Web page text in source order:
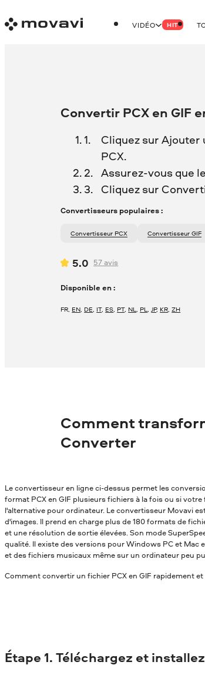
VIDÉO HIT
Convertir PCX en GIF
Cliquez sur
PCX.
Assurez-vous que
Cliquez sur
Convertisseurs populaires :
Convertisseur PCX Convertisseur GIF
5.0 57 avis
Disponible en :
FR, EN, DE, IT, ES, PT, NL, PL,JP, KR,ZH
Comment
Converter
Le convertisseur en ligne ci-dessus permet les
format PCX en GIF plusieurs fichiers à la fois ou si
l'alternative pour ordinateur. Le convertisseur Movavi
d'images. Il prend en charge plus de 180 formats de
et une résolution de sortie élevées. Son mode
qualité. Il existe des versions pour Windows PC et
et des fichiers musicaux même sur un ordinateur peu
Comment convertir un fichier PCX en GIF rapidement
Étape 1. Téléchargez et